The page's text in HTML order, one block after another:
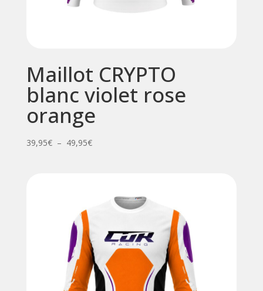
Maillot CRYPTO
blanc violet rose
orange
39,95€ – 49,95€Plage